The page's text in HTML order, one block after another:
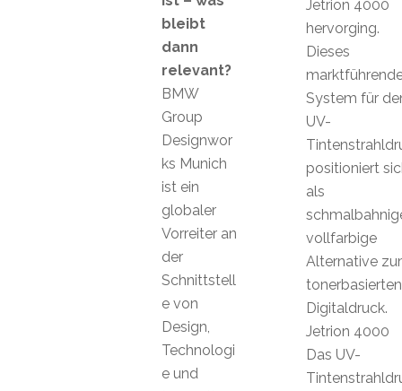
Jetrion 4000
hervorging.
Dieses
System für
UV-
positioniert
als
vollfarbige
Alternative
tonerbasierten
Digitaldruck.
Jetrion 4000
Das UV-
bleibt
dann
relevant?
BMW
Group
Designwor
ks Munich
ist ein
globaler
Vorreiter an
der
Schnittstell
e von
Design,
Technologi
e und